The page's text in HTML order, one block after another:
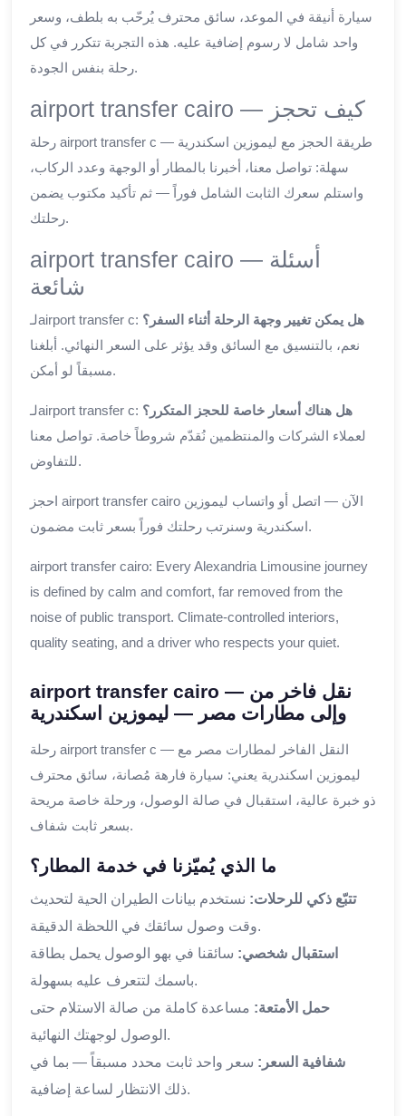
سيارة أنيقة في الموعد، سائق محترف يُرحّب به بلطف، وسعر
واحد شامل لا رسوم إضافية عليه. هذه التجربة تتكرر في كل
رحلة بنفس الجودة.
airport transfer cairo — كيف تحجز
رحلة airport transfer c — طريقة الحجز مع ليموزين اسكندرية
سهلة: تواصل معنا، أخبرنا بالمطار أو الوجهة وعدد الركاب،
واستلم سعرك الثابت الشامل فوراً — ثم تأكيد مكتوب يضمن
رحلتك.
airport transfer cairo — أسئلة
شائعة
لـairport transfer c: هل يمكن تغيير وجهة الرحلة أثناء السفر؟
نعم، بالتنسيق مع السائق وقد يؤثر على السعر النهائي. أبلغنا
مسبقاً لو أمكن.
لـairport transfer c: هل هناك أسعار خاصة للحجز المتكرر؟
لعملاء الشركات والمنتظمين نُقدّم شروطاً خاصة. تواصل معنا
للتفاوض.
احجز airport transfer cairo الآن — اتصل أو واتساب ليموزين
اسكندرية وسنرتب رحلتك فوراً بسعر ثابت مضمون.
airport transfer cairo: Every Alexandria Limousine journey
is defined by calm and comfort, far removed from the
noise of public transport. Climate-controlled interiors,
quality seating, and a driver who respects your quiet.
airport transfer cairo — نقل فاخر من
وإلى مطارات مصر — ليموزين اسكندرية
رحلة airport transfer c — النقل الفاخر لمطارات مصر مع
ليموزين اسكندرية يعني: سيارة فارهة مُصانة، سائق محترف
ذو خبرة عالية، استقبال في صالة الوصول، ورحلة خاصة مريحة
بسعر ثابت شفاف.
ما الذي يُميّزنا في خدمة المطار؟
تتبّع ذكي للرحلات: نستخدم بيانات الطيران الحية لتحديث
وقت وصول سائقك في اللحظة الدقيقة.
استقبال شخصي: سائقنا في بهو الوصول يحمل بطاقة
باسمك لتتعرف عليه بسهولة.
حمل الأمتعة: مساعدة كاملة من صالة الاستلام حتى
الوصول لوجهتك النهائية.
شفافية السعر: سعر واحد ثابت محدد مسبقاً — بما في
ذلك الانتظار لساعة إضافية.